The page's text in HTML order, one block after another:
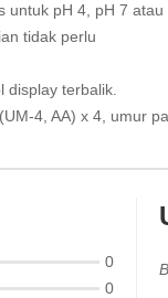
untuk pH 4, pH 7 atau
tidak perlu
display terbalik.
4, AA) x 4, umur
0
0